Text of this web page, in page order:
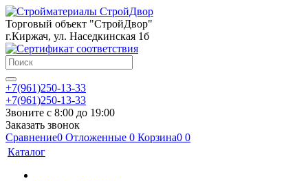
Торговый объект "СтройДвор"
г.Киржач, ул. Наседкинская 1б
+7(961)250-13-33
+7(961)250-13-33
Звоните с 8:00 до 19:00
Заказать звонок
Сравнение0 Отложенные 0 Корзина0 0
Каталог